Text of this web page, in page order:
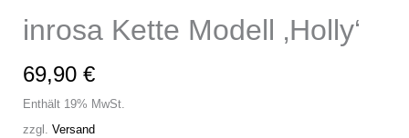
inrosa Kette Modell ‚Holly‘
69,90 €
Enthält 19% MwSt.
zzgl. Versand